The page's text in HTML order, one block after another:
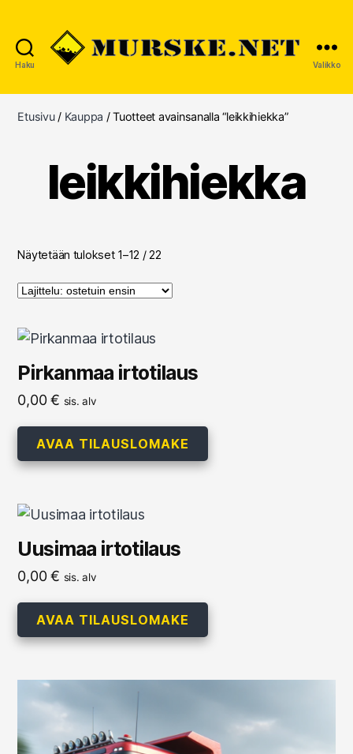
Haku Valikko
Etusivu/ Kauppa / Tuotteet avainsanalla “leikkihiekka”
leikkihiekka
Näytetään tulokset 1–12 / 22Suosituimmat
Pirkanmaa irtotilaus
0,00€ sis. alv
AVAA TILAUSLOMAKE
Uusimaa irtotilaus
0,00€ sis. alv
AVAA TILAUSLOMAKE